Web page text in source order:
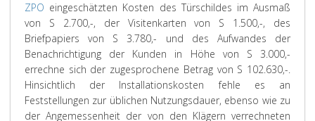
ZPO eingeschätzten Kosten des Türschildes im Ausmaß
von S 2.700,-, der Visitenkarten von S 1.500,-, des
Briefpapiers von S 3.780,- und des Aufwandes der
Benachrichtigung der Kunden in Höhe von S 3.000,-
errechne sich der zugesprochene Betrag von S 102.630,-.
Hinsichtlich der Installationskosten fehle es an
Feststellungen zur üblichen Nutzungsdauer, ebenso wie zu
der Angemessenheit der von den Klägern verrechneten